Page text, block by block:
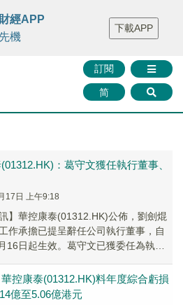
FINMETA 財華證券 媒體矩陣
智庫沙龍
聯絡我們
訂閱
简
經APP
機
下載APP
：葛守文獲任執行董事、
17日 上午9:18
訊】華控康泰(01312.HK)公佈，劉劍焜
作承擔已提呈辭任公司執行董事，自
16日起生效。葛守文已獲委任為執行
華控康泰(01312.HK)料年度綜合虧損
億至5.06億港元